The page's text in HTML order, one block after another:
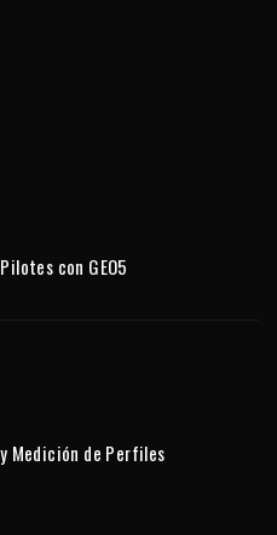
con GEO5
Medición de Perfiles